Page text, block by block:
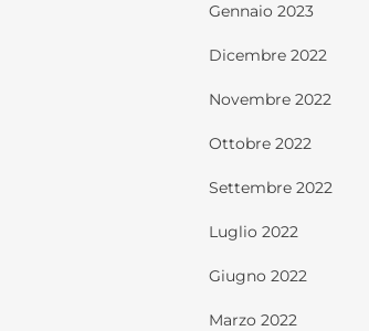
Gennaio 2023
Dicembre 2022
Novembre 2022
Ottobre 2022
Settembre 2022
Luglio 2022
Giugno 2022
Marzo 2022